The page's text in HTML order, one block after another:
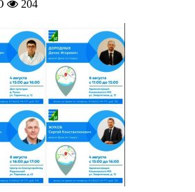
204